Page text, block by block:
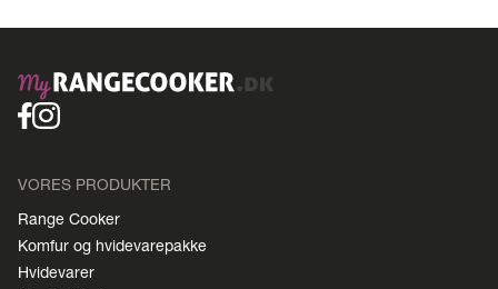
VORES PRODUKTER
Range Cooker
Komfur og hvidevarepakke
Hvidevarer